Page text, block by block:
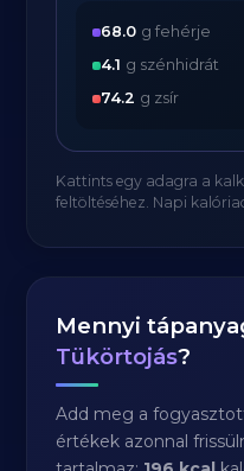
68.0 g fehérje
4.1 g szénhidrát
74.2 g zsír
Kattints egy adagra a
feltöltéséhez. Napi
Mennyi
Tükörtojás?
Add meg a
értékek azonnal